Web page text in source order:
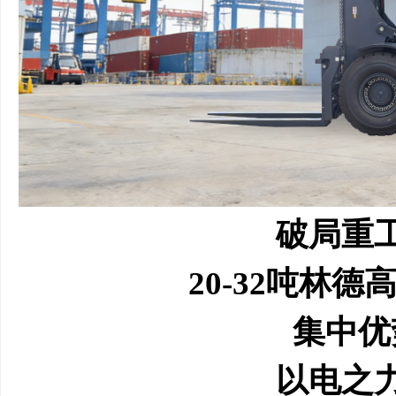
破局重
20-32吨林德
集中
以电之